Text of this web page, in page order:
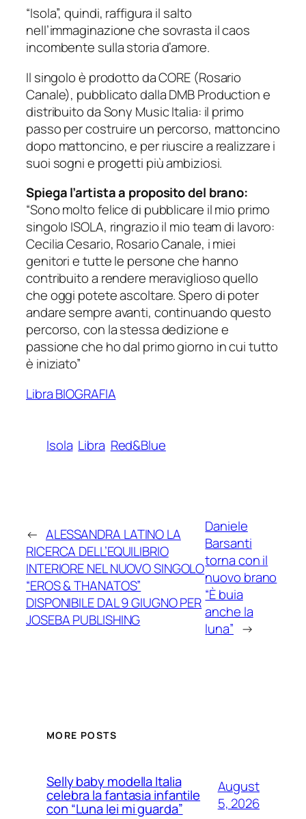
“Isola”, quindi, raffigura il salto
nell’immaginazione che sovrasta il caos
incombente sulla storia d’amore.
Il singolo è prodotto da CORE (Rosario
Canale), pubblicato dalla DMB Production e
distribuito da Sony Music Italia: il primo
passo per costruire un percorso, mattoncino
dopo mattoncino, e per riuscire a realizzare i
suoi sogni e progetti più ambiziosi.
Spiega l’artista a proposito del brano:
“Sono molto felice di pubblicare il mio primo
singolo ISOLA, ringrazio il mio team di lavoro:
Cecilia Cesario, Rosario Canale, i miei
genitori e tutte le persone che hanno
contribuito a rendere meraviglioso quello
che oggi potete ascoltare. Spero di poter
andare sempre avanti, continuando questo
percorso, con la stessa dedizione e
passione che ho dal primo giorno in cui tutto
è iniziato”
Libra BIOGRAFIA
Isola Libra Red&Blue
← ALESSANDRA LATINO LA
RICERCA DELL’EQUILIBRIO
INTERIORE NEL NUOVO SINGOLO
“EROS & THANATOS”
DISPONIBILE DAL 9 GIUGNO PER
JOSEBA PUBLISHING
Daniele
Barsanti
torna con il
nuovo brano
“È buia
anche la
luna” →
MORE POSTS
Selly baby modella Italia
celebra la fantasia infantile
con “Luna lei mi guarda”
August
5, 2026